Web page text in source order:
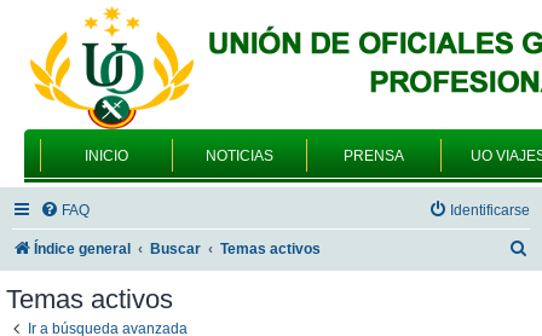
INICIO NOTICIAS PRENSA UO
FAQ Identificarse
Índice general Buscar Temas activos
Temas activos
Ir a búsqueda avanzada